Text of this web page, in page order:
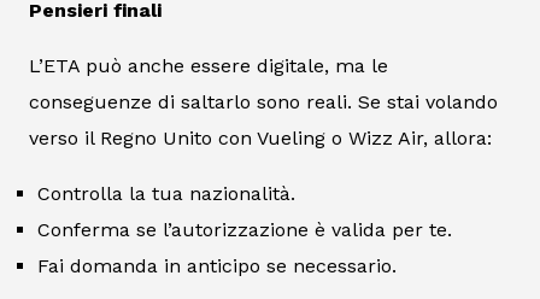
Pensieri finali
L’ETA può anche essere digitale, ma le
conseguenze di saltarlo sono reali. Se stai volando
verso il Regno Unito con Vueling o Wizz Air, allora:
Controlla la tua nazionalità.
Conferma se l’autorizzazione è valida per te.
Fai domanda in anticipo se necessario.